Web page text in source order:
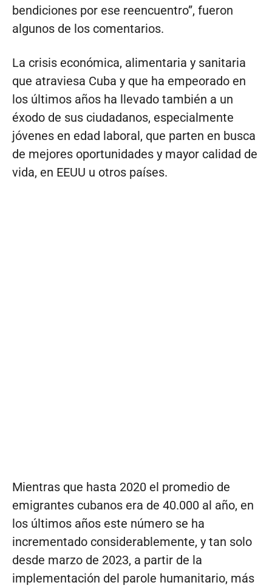
bendiciones por ese reencuentro”, fueron
algunos de los comentarios.
La crisis económica, alimentaria y sanitaria
que atraviesa Cuba y que ha empeorado en
los últimos años ha llevado también a un
éxodo de sus ciudadanos, especialmente
jóvenes en edad laboral, que parten en busca
de mejores oportunidades y mayor calidad de
vida, en EEUU u otros países.
Mientras que hasta 2020 el promedio de
emigrantes cubanos era de 40.000 al año, en
los últimos años este número se ha
incrementado considerablemente, y tan solo
desde marzo de 2023, a partir de la
implementación del parole humanitario, más